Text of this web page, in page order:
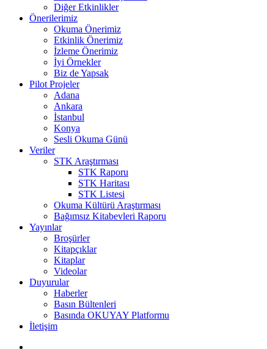
Diğer Etkinlikler
Önerilerimiz
Okuma Önerimiz
Etkinlik Önerimiz
İzleme Önerimiz
İyi Örnekler
Biz de Yapsak
Pilot Projeler
Adana
Ankara
İstanbul
Konya
Sesli Okuma Günü
Veriler
STK Araştırması
STK Raporu
STK Haritası
STK Listesi
Okuma Kültürü Araştırması
Bağımsız Kitabevleri Raporu
Yayınlar
Broşürler
Kitapçıklar
Kitaplar
Videolar
Duyurular
Haberler
Basın Bültenleri
Basında OKUYAY Platformu
İletişim